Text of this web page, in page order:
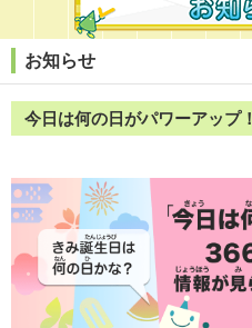
シ
ョ
ン
お知らせ
今日は何の日がパワーアップ！